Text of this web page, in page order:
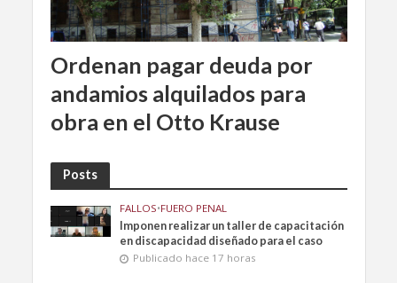
Ordenan pagar deuda por
andamios alquilados para
obra en el Otto Krause
Posts
FALLOS•FUERO PENAL
Imponen realizar un taller de capacitación
en discapacidad diseñado para el caso
Publicado hace 17 horas